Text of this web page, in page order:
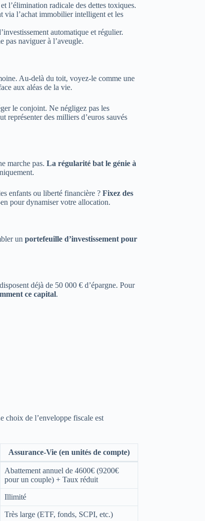
l’élimination radicale des dettes toxiques.
via l’achat immobilier intelligent et les
automatique et régulier.
naviguer à l’aveugle.
Au-delà du toit, voyez-le comme une
aux aléas de la vie.
le conjoint. Ne négligez pas les
représenter des milliers d’euros sauvés
marche pas. La régularité bat le génie à
enfants ou liberté financière ? Fixez des
pour dynamiser votre allocation.
un portefeuille d’investissement pour
déjà de 50 000 € d’épargne. Pour
ce capital.
choix de l’enveloppe fiscale est
Assurance-Vie (en unités de compte)
Abattement annuel de 4600€ (9200€
pour un couple) + Taux réduit
Illimité
Très large (ETF, fonds, SCPI, etc.)